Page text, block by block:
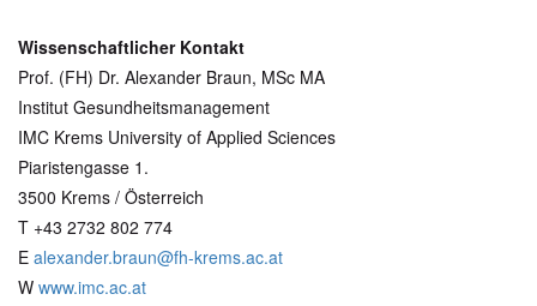
Wissenschaftlicher Kontakt
Prof. (FH) Dr. Alexander Braun, MSc MA
Institut Gesundheitsmanagement
IMC Krems University of Applied Sciences
Piaristengasse 1.
3500 Krems / Österreich
T +43 2732 802 774
E alexander.braun@fh-krems.ac.at
W www.imc.ac.at